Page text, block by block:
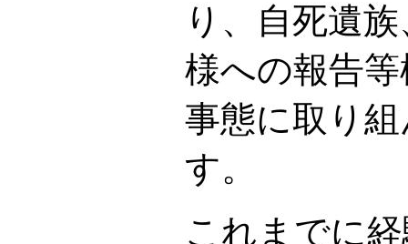
り、自死遺
様への報告
事態に取り
す。
これまでに